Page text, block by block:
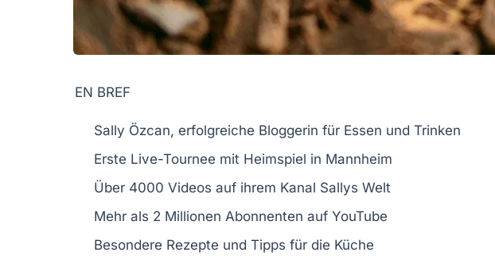
EN BREF
Sally Özcan, erfolgreiche Bloggerin für Essen und Trinken
Erste Live-Tournee mit Heimspiel in Mannheim
Über 4000 Videos auf ihrem Kanal Sallys Welt
Mehr als 2 Millionen Abonnenten auf YouTube
Besondere Rezepte und Tipps für die Küche